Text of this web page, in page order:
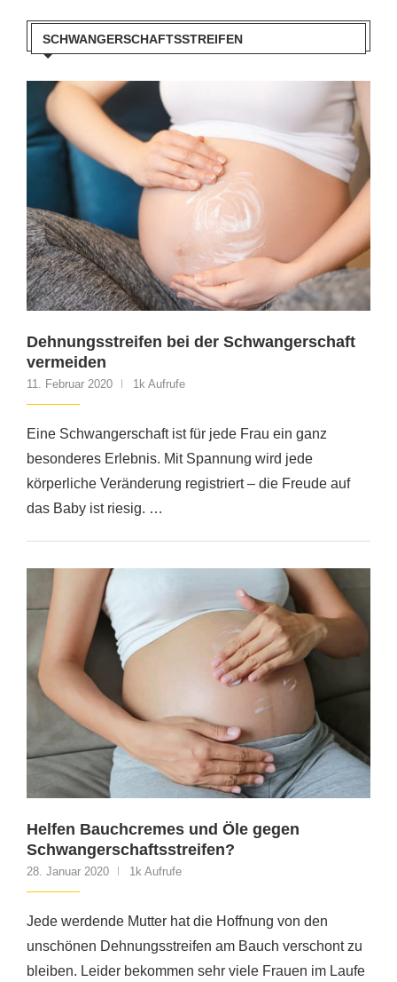
SCHWANGERSCHAFTSSTREIFEN
Dehnungsstreifen bei der Schwangerschaft
vermeiden
11. Februar 2020 1k Aufrufe
Eine Schwangerschaft ist für jede Frau ein ganz
besonderes Erlebnis. Mit Spannung wird jede
körperliche Veränderung registriert – die Freude auf
das Baby ist riesig. …
Helfen Bauchcremes und Öle gegen
Schwangerschaftsstreifen?
28. Januar 2020 1k Aufrufe
Jede werdende Mutter hat die Hoffnung von den
unschönen Dehnungsstreifen am Bauch verschont zu
bleiben. Leider bekommen sehr viele Frauen im Laufe